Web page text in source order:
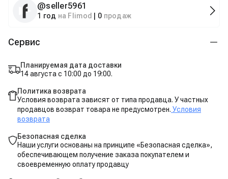
@seller5961
1 год на Flimod 0 продаж
Сервис
Планируемая дата доставки
14 августа с 10:00 до 19:00.
Политика возврата
Условия возврата зависят от типа продавца. У частных
продавцов возврат товара не предусмотрен. Условия
возврата
Безопасная сделка
Наши услуги основаны на принципе «Безопасная сделка»,
обеспечивающем получение заказа покупателем и
своевременную оплату продавцу